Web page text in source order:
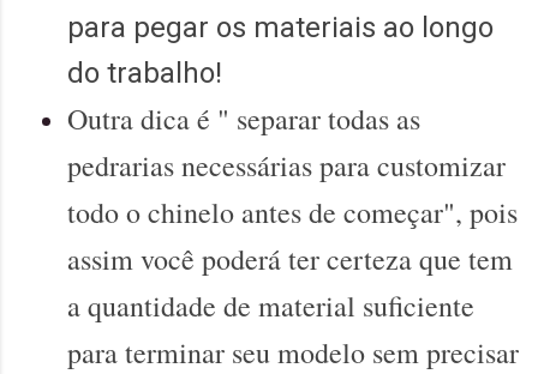
para pegar os materiais ao longo
do trabalho!
Outra dica é " separar todas as
pedrarias necessárias para customizar
todo o chinelo antes de começar", pois
assim você poderá ter certeza que tem
a quantidade de material suficiente
para terminar seu modelo sem precisar